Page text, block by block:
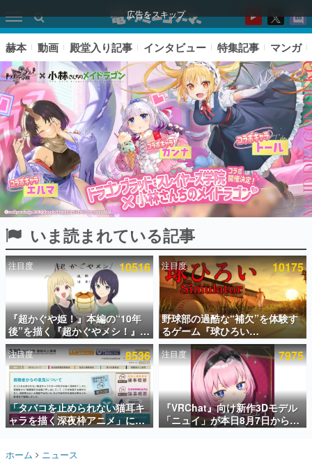
広告をスキップ
ピックアップ
電ファミのいま読まれている記事ランキング
アプリセール情報
インタビュー
連載・特集一覧
殿堂入り記事
SNS拡散数が数千以上！ ページビュー数万以上！ などな
ど。多くの人々に読まれた、電ファミ渾身の“殿堂入り”記
事をまとめました。
名作ゲームクリエイターの方々に製作時のエピソードをお
赫本 動画 殿堂入り記事 インタビュー 特集記事 マンガ
いま読まれている記事
注目度 10516
『超かぐや姫！』本編の“10年
後”を描く『超かぐやメシ！』
Web連載決定。新たなWebマン
ガレーベル「ビビビコミック」
にて特別話が掲載スタート、あ
のお話には…まだ続きがある！
注目度 10175
野球部の過酷な“補欠”を体験す
るゲーム『球ひろい
Simulator』が「1件」のウィッ
シュリストをもとにチェコ語に
対応しSNSで話題に。『キング
ダム・カム』開発元やチェコの
プロ野球選手から称賛の声
注目度 8536
「タバコを止められない猫耳キ
ャラを描く深夜枠アニメ」に視
聴者の一部から批判意見。違法
て、BPOが議論を交わす
注目度 7975
『VRChat』向け新作3Dモデル
「ニュイ」が本日8月7日から
BOOTHにて発売。瞳に光る星
ホーム ニュース